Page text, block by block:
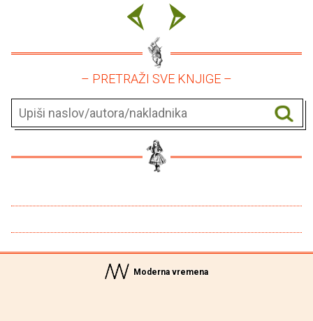
– PRETRAŽI SVE KNJIGE –
Moderna vremena